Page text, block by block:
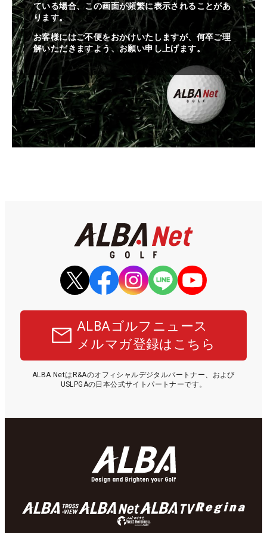
ている場合、この画面が頻繁に表示されることがあ
ります。
お客様にはご不便をおかけいたしますが、何卒ご理
解いただきますよう、お願い申し上げます。
ALBAゴルフニュース
メルマガ登録はこちら
ALBA NetはR&Aのオフィシャルデジタルパートナー、および
USLPGAの日本公式サイトパートナーです。